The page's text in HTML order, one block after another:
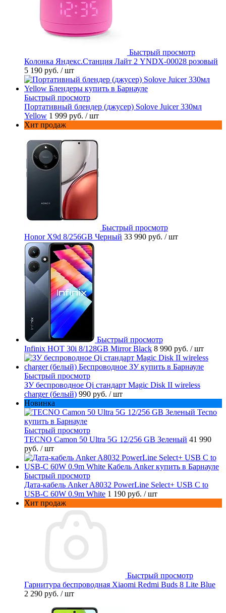
Быстрый просмотр
Колонка Яндекс.Станция Лайт 2 YNDX-00028 розовый
5 190 руб. / шт
Быстрый просмотр
Портативный блендер (джусер) Solove Juicer 330мл
Yellow 1 999 руб. / шт
Хит продаж
Быстрый просмотр
Honor X9d 8/256GB Черный 33 990 руб. / шт
Быстрый просмотр
Infinix HOT 30i 8/128GB Mirror Black 8 990 руб. / шт
Быстрый просмотр
ЗУ беспроводное Qi стандарт Magic Disk II wireless
charger (белый) 990 руб. / шт
Новинка
Быстрый просмотр
TECNO Camon 50 Ultra 5G 12/256 GB Зеленый 41 990
руб. / шт
Быстрый просмотр
Дата-кабель Anker A8032 PowerLine Select+ USB C to
USB-C 60W 0.9m White 1 190 руб. / шт
Хит продаж
Быстрый просмотр
Гарнитура беспроводная Xiaomi Redmi Buds 8 Lite Blue
2 290 руб. / шт